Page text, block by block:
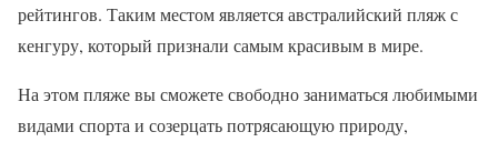
рейтингов. Таким местом является австралийский пляж с
кенгуру, который признали самым красивым в мире.
На этом пляже вы сможете свободно заниматься любимыми
видами спорта и созерцать потрясающую природу,